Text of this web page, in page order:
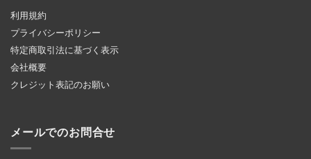
利用規約
プライバシーポリシー
特定商取引法に基づく表示
会社概要
クレジット表記のお願い
メールでのお問合せ